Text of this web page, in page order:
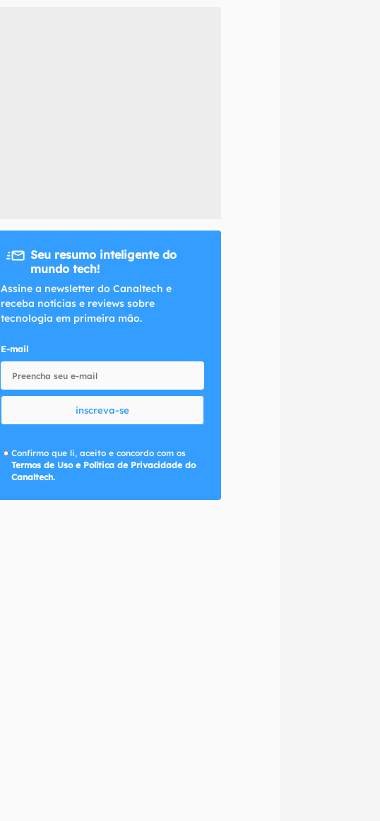
Seu resumo inteligente do
mundo tech!
Assine a newsletter do Canaltech e
receba notícias e reviews sobre
tecnologia em primeira mão.
E-mail
inscreva-se
Confirmo que li, aceito e concordo com os
Termos de Uso e Política de Privacidade do
Canaltech.